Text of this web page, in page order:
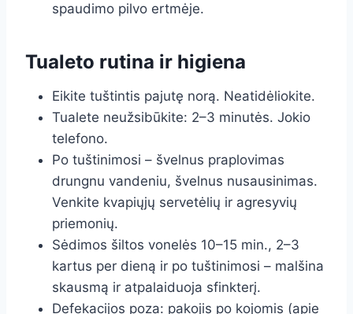
spaudimo pilvo ertmėje.
Tualeto rutina ir higiena
Eikite tuštintis pajutę norą. Neatidėliokite.
Tualete neužsibūkite: 2–3 minutės. Jokio
telefono.
Po tuštinimosi – švelnus praplovimas
drungnu vandeniu, švelnus nusausinimas.
Venkite kvapiųjų servetėlių ir agresyvių
priemonių.
Sėdimos šiltos vonelės 10–15 min., 2–3
kartus per dieną ir po tuštinimosi – malšina
skausmą ir atpalaiduoja sfinkterį.
Defekacijos poza: pakojis po kojomis (apie